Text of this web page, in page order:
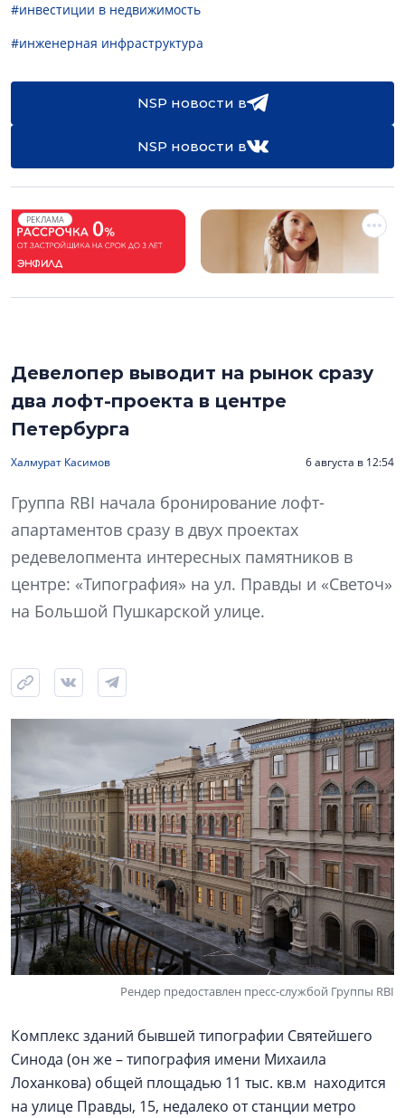
#инвестиции в недвижимость
#инженерная инфраструктура
NSP новости в
NSP новости в
РЕКЛАМА
Девелопер выводит на рынок сразу
два лофт-проекта в центре
Петербурга
Халмурат Касимов 6 августа в 12:54
Группа RBI начала бронирование лофт-
апартаментов сразу в двух проектах
редевелопмента интересных памятников в
центре: «Типография» на ул. Правды и «Светоч»
на Большой Пушкарской улице.
Рендер предоставлен пресс-службой Группы RBI
Комплекс зданий бывшей типографии Святейшего
Синода (он же – типография имени Михаила
Лоханкова) общей площадью 11 тыс. кв.м находится
на улице Правды, 15, недалеко от станции метро